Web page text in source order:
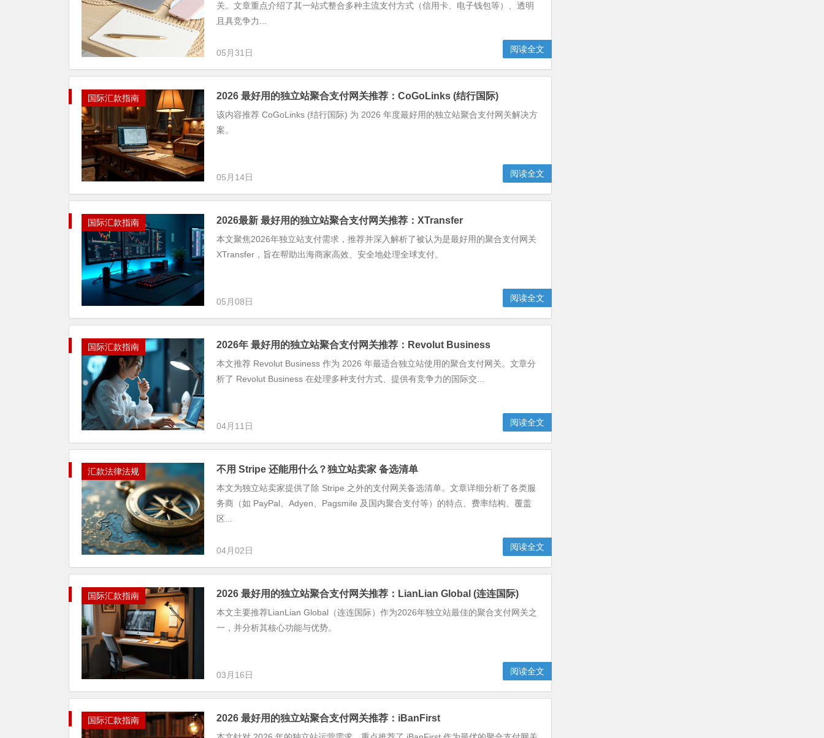
关。文章重点介绍了其一站式整合多种主流支付方式（信用卡、电子钱包等）、透明
且具竞争力...
05月31日 阅读全文
国际汇款指南 2026 最好用的独立站聚合支付网关推荐：CoGoLinks (结行国际)
该内容推荐 CoGoLinks (结行国际) 为 2026 年度最好用的独立站聚合支付网关解决方
案。
05月14日 阅读全文
国际汇款指南 2026最新 最好用的独立站聚合支付网关推荐：XTransfer
本文聚焦2026年独立站支付需求，推荐并深入解析了被认为是最好用的聚合支付网关
XTransfer，旨在帮助出海商家高效、安全地处理全球支付。
05月08日 阅读全文
国际汇款指南 2026年 最好用的独立站聚合支付网关推荐：Revolut Business
本文推荐 Revolut Business 作为 2026 年最适合独立站使用的聚合支付网关。文章分
析了 Revolut Business 在处理多种支付方式、提供有竞争力的国际交...
04月11日 阅读全文
汇款法律法规 不用 Stripe 还能用什么？独立站卖家 备选清单
本文为独立站卖家提供了除 Stripe 之外的支付网关备选清单。文章详细分析了各类服
务商（如 PayPal、Adyen、Pagsmile 及国内聚合支付等）的特点、费率结构、覆盖
区...
04月02日 阅读全文
国际汇款指南 2026 最好用的独立站聚合支付网关推荐：LianLian Global (连连国际)
本文主要推荐LianLian Global（连连国际）作为2026年独立站最佳的聚合支付网关之
一，并分析其核心功能与优势。
03月16日 阅读全文
国际汇款指南 2026 最好用的独立站聚合支付网关推荐：iBanFirst